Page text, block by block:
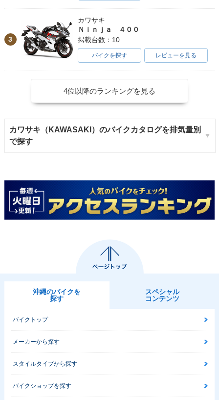
3
カワサキ
Ｎｉｎｊａ ４００
掲載台数：10
バイクを探す レビューを見る
4位以降のランキングを見る
カワサキ（KAWASAKI）のバイクカタログを排気量別
で探す
沖縄のバイクを
探す
スペシャル
コンテンツ
バイクトップ
メーカーから探す
スタイルタイプから探す
バイクショップを探す